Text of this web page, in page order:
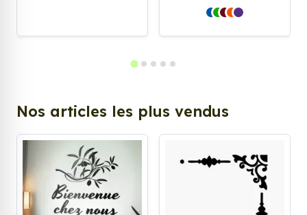
Nos articles les plus vendus